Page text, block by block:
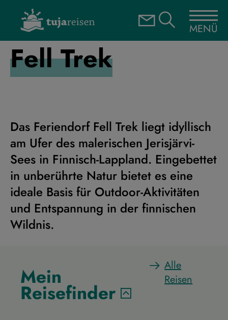
MENÜ
Fell Trek
Das Feriendorf Fell Trek liegt idyllisch
am Ufer des malerischen Jerisjärvi-
Sees in Finnisch-Lappland. Eingebettet
in unberührte Natur bietet es eine
ideale Basis für Outdoor-Aktivitäten
und Entspannung in der finnischen
Wildnis.
Mein
Reisefinder
Alle
Reisen